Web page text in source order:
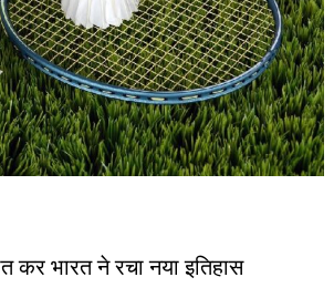
कर भारत ने रचा नया इतिहास